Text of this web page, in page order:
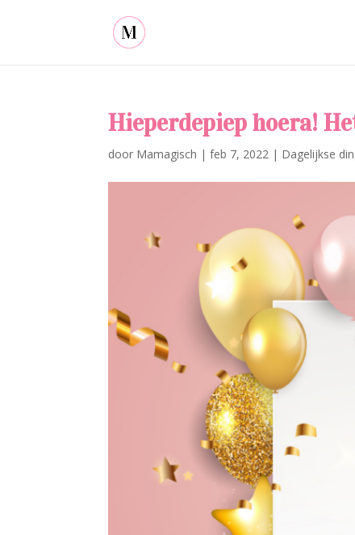
Hieperdepiep hoera!
door Mamagisch |feb 7, 2022 | Dagelijkse